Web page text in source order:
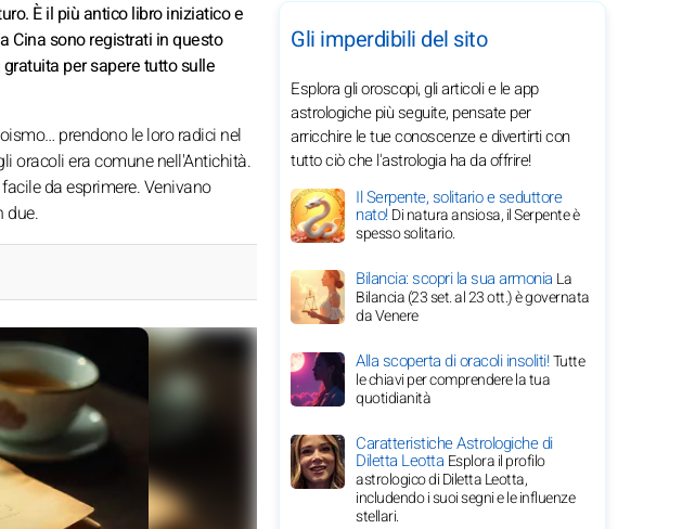
È il più antico libro iniziatico e
Cina sono registrati in questo
per sapere tutto sulle
prendono le loro radici nel
oracoli era comune nell'Antichità.
da esprimere. Venivano
due.
Gli imperdibili del sito
Esplora gli oroscopi, gli articoli e le app
astrologiche più seguite, pensate per
arricchire le tue conoscenze e divertirti con
tutto ciò che l'astrologia ha da offrire!
Il Serpente, solitario e seduttore
nato!Di natura ansiosa, il Serpente è
spesso solitario.
Bilancia: scopri la sua armonia La
Bilancia (23 set. al 23 ott.) è governata
da Venere
Alla scoperta di oracoli insoliti!Tutte
le chiavi per comprendere la tua
quotidianità
Caratteristiche Astrologiche di
Diletta Leotta Esplora il profilo
astrologico di Diletta Leotta,
includendo i suoi segni e le influenze
stellari.